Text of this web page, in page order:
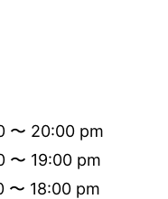
〜 20:00 pm
〜 19:00 pm
〜 18:00 pm